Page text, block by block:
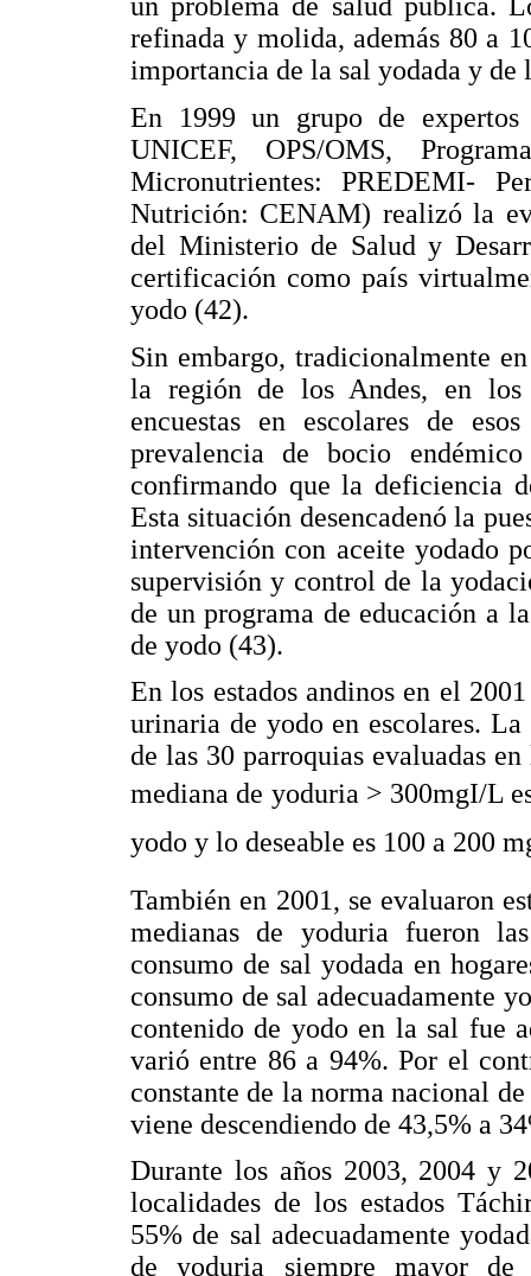
un problema de salud pública.
refinada y molida, además 80 a
importancia de la sal yodada y de
En 1999 un grupo de expertos
UNICEF, OPS/OMS,
Micronutrientes: PREDEMI-
Nutrición: CENAM) realizó la
del Ministerio de Salud y
certificación como país
yodo (42).
Sin embargo, tradicionalmente
la región de los Andes, en
encuestas en escolares de
prevalencia de bocio
confirmando que la deficiencia
Esta situación desencadenó la
intervención con aceite yodado
supervisión y control de la
de un programa de educación a
de yodo (43).
En los estados andinos en el
urinaria de yodo en escolares.
de las 30 parroquias evaluadas
mediana de yoduria > 300mgI/L
yodo y lo deseable es 100 a 200
También en 2001, se evaluaron
medianas de yoduria fueron
consumo de sal yodada en
consumo de sal adecuadamente
contenido de yodo en la sal fue
varió entre 86 a 94%. Por el
constante de la norma nacional
viene descendiendo de 43,5% a
Durante los años 2003, 2004 y
localidades de los estados
55% de sal adecuadamente
de yoduria siempre mayor